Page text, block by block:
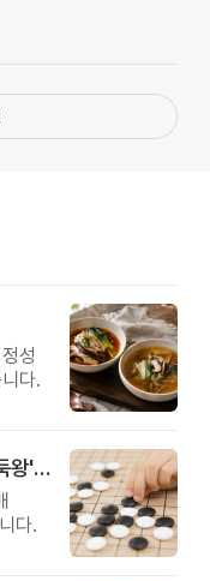
성
다.
제3회 서초구 아버지센터배 '매너 바둑왕' 대회
다.